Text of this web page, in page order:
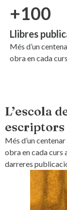
+100
Llibres
Més d’un
obra en cada
L’escola
escriptors
Més d’un
obra en cada curs
darreres